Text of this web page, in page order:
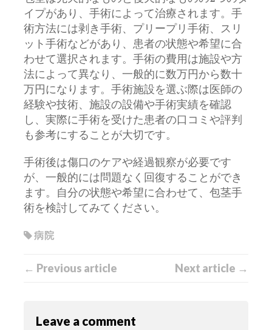
イプがあり、手術によって治療されます。手
術方法には剥き手術、プリープリ手術、スリ
ット手術などがあり、患者の状態や希望に合
わせて選択されます。手術の費用は施設や方
法によって異なり、一般的に数万円から数十
万円になります。手術施設を選ぶ際は医師の
経験や技術、施設の設備や手術実績を確認
し、実際に手術を受けた患者の口コミや評判
も参考にすることが大切です。
手術後は傷口のケアや経過観察が必要です
が、一般的には問題なく回復することができ
ます。自分の状態や希望に合わせて、包茎手
術を検討してみてください。
病院
← Previous article Next article →
Leave a comment